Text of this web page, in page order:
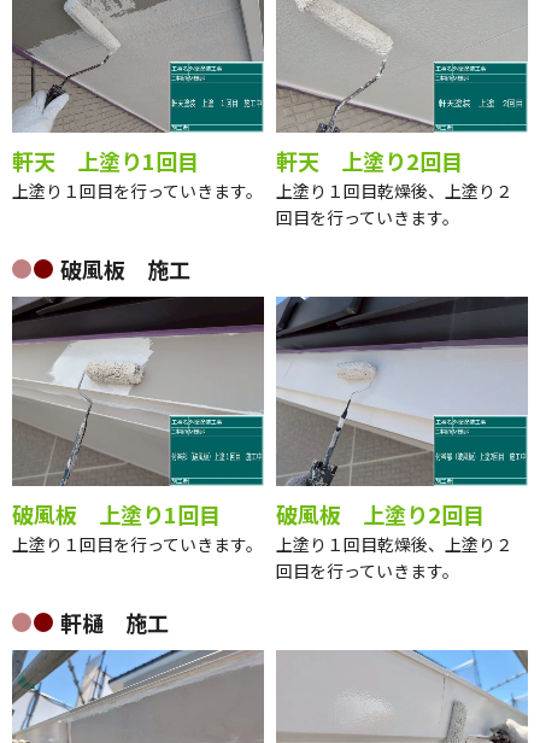
軒天 上塗り1回目
上塗り１回目を行っていきます。
軒天 上塗り2回目
上塗り１回目乾燥後、上塗り２
回目を行っていきます。
破風板 施工
破風板 上塗り1回目
上塗り１回目を行っていきます。
破風板 上塗り2回目
上塗り１回目乾燥後、上塗り２
回目を行っていきます。
軒樋 施工